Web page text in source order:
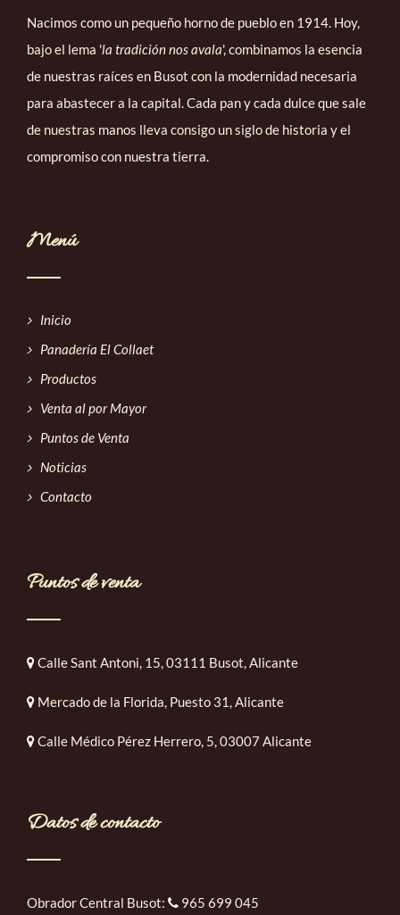
Nacimos como un pequeño horno de pueblo en 1914. Hoy,
bajo el lema 'la tradición nos avala', combinamos la esencia
de nuestras raíces en Busot con la modernidad necesaria
para abastecer a la capital. Cada pan y cada dulce que sale
de nuestras manos lleva consigo un siglo de historia y el
compromiso con nuestra tierra.
Menú
Inicio
Panadería El Collaet
Productos
Venta al por Mayor
Puntos de Venta
Noticias
Contacto
Puntos de venta
Calle Sant Antoni, 15, 03111 Busot, Alicante
Mercado de la Florida, Puesto 31, Alicante
Calle Médico Pérez Herrero, 5, 03007 Alicante
Datos de contacto
Obrador Central Busot: 965 699 045